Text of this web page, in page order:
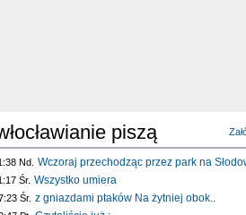
piszą
Nd. Wczoraj przechodząc przez park na
Śr. Wszystko umiera
Śr. z gniazdami ptaków Na żytniej obok..